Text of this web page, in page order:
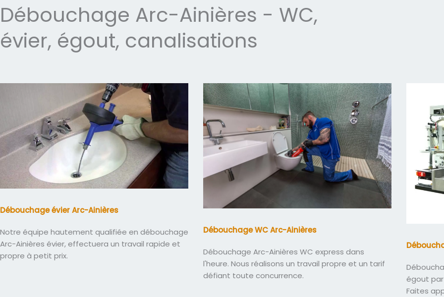
Débouchage Arc-Ainières - WC,
évier, égout, canalisations
Débouchage évier Arc-Ainières
Notre équipe hautement qualifiée en débouchage
Arc-Ainières évier, effectuera un travail rapide et
propre à petit prix.
Débouchage WC Arc-Ainières
Débouchage Arc-Ainières WC express dans
l'heure. Nous réalisons un travail propre et un tarif
défiant toute concurrence.
égout
Faites